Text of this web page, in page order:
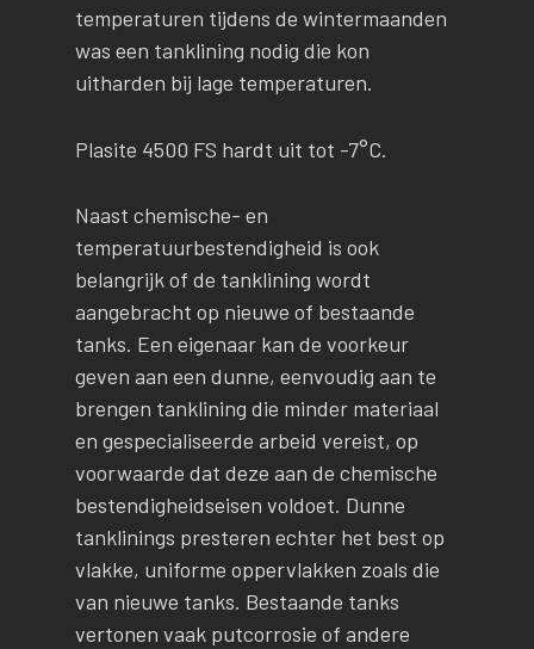
temperaturen tijdens de wintermaanden
was een tanklining nodig die kon
uitharden bij lage temperaturen.
Plasite 4500 FS hardt uit tot -7°C.
Naast chemische- en
temperatuurbestendigheid is ook
belangrijk of de tanklining wordt
aangebracht op nieuwe of bestaande
tanks. Een eigenaar kan de voorkeur
geven aan een dunne, eenvoudig aan te
brengen tanklining die minder materiaal
en gespecialiseerde arbeid vereist, op
voorwaarde dat deze aan de chemische
bestendigheidseisen voldoet. Dunne
tanklinings presteren echter het best op
vlakke, uniforme oppervlakken zoals die
van nieuwe tanks. Bestaande tanks
vertonen vaak putcorrosie of andere